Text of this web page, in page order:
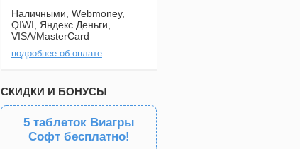
Наличными, Webmoney,
QIWI, Яндекс.Деньги,
VISA/MasterCard
подробнее об оплате
СКИДКИ И БОНУСЫ
5 таблеток Виагры
Софт бесплатно!